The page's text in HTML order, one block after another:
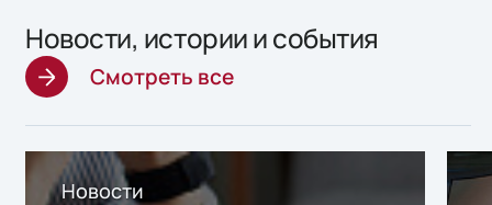
Новости, истории и события
Смотреть все
Новости